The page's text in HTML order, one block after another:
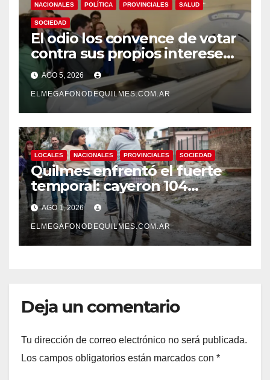
NACIONALES POLÍTICA PROVINCIALES SALUD
SOCIEDAD
El odio los convence de votar
contra sus propios intereses.
Una Sociedad atrapada en la
grieta
AGO 5, 2026
ELMEGAFONODEQUILMES.COM.AR
LOCALES NACIONALES PROVINCIALES SOCIEDAD
Quilmes enfrentó el fuerte
temporal: cayeron 104
milímetros de lluvia en 24
horas.
AGO 1, 2026
ELMEGAFONODEQUILMES.COM.AR
Deja un comentario
Tu dirección de correo electrónico no será publicada.
Los campos obligatorios están marcados con *